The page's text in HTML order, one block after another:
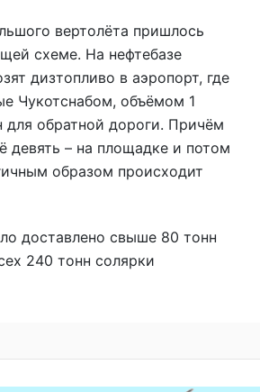
вертолёта пришлось
схеме. На нефтебазе
дизтопливо в аэропорт, где
Чукотснабом, объёмом 1
обратной дороги. Причём
девять – на площадке и потом
образом происходит
доставлено свыше 80 тонн
240 тонн солярки